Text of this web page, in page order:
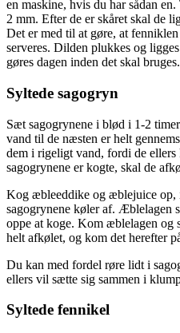
en maskine, hvis du har sådan
2 mm. Efter de er skåret skal de
Det er med til at gøre, at
serveres. Dilden plukkes og
gøres dagen inden det skal bruges.
Syltede sagogryn
Sæt sagogrynene i blød i 1-2
vand til de næsten er helt
dem i rigeligt vand, fordi de
sagogrynene er kogte, skal de
Kog æbleeddike og æblejuice op,
sagogrynene køler af. Æblelagen
oppe at koge. Kom æblelagen og
helt afkølet, og kom det herefter
Du kan med fordel røre lidt i
ellers vil sætte sig sammen i
Syltede fennikel